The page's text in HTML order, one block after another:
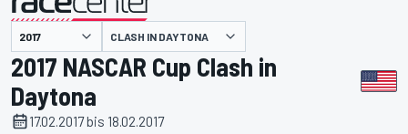
CLASH IN DAYTONA
2017 NASCAR Cup Clash in
Daytona
17.02.2017 bis 18.02.2017